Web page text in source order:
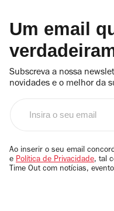
Um email
Subscreva a nossa
novidades e o melhor da
email
Ao inserir o seu email
e Política de Privacidade, tal
Time Out com notícias,